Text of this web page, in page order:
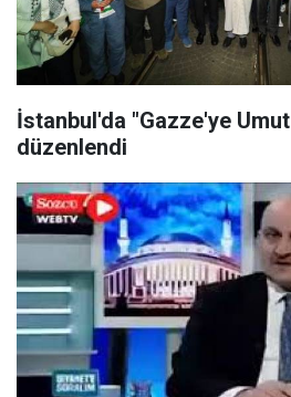
İstanbul'da "Gazze'ye Umut
düzenlendi